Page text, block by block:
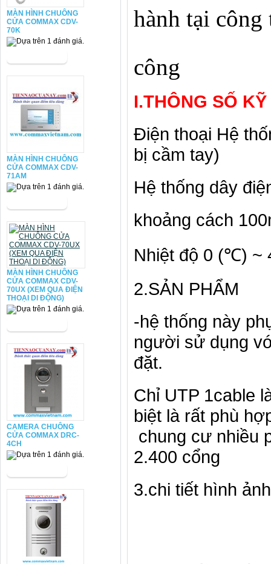
MÀN HÌNH CHUÔNG
CỬA COMMAX CDV-
70K
MÀN HÌNH CHUÔNG
CỬA COMMAX CDV-
71AM
MÀN HÌNH CHUÔNG
CỬA COMMAX CDV-
70UX (XEM QUA ĐIỆN
THOẠI DI ĐỘNG)
CAMERA CHUÔNG
CỬA COMMAX DRC-
4CH
hành tại
công
I.THÔNG SỐ
Điện thoại Hệ
bị cầm tay)
Hệ thống dây
khoảng cách
Nhiệt độ 0 (℃)
2.SẢN PHẨM
-hệ thống này
người sử dụng
đặt.
Chỉ UTP 1cable
biệt là rất phù
chung cư nhiều
2.400 cổng
3.chi tiết hình